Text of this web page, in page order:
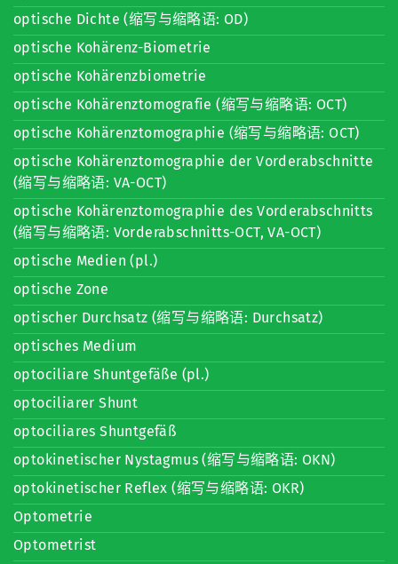
optische Dichte (缩写与缩略语: OD)
optische Kohärenz-Biometrie
optische Kohärenzbiometrie
optische Kohärenztomografie (缩写与缩略语: OCT)
optische Kohärenztomographie (缩写与缩略语: OCT)
optische Kohärenztomographie der Vorderabschnitte
(缩写与缩略语: VA-OCT)
optische Kohärenztomographie des Vorderabschnitts
(缩写与缩略语: Vorderabschnitts-OCT, VA-OCT)
optische Medien (pl.)
optische Zone
optischer Durchsatz (缩写与缩略语: Durchsatz)
optisches Medium
optociliare Shuntgefäße (pl.)
optociliarer Shunt
optociliares Shuntgefäß
optokinetischer Nystagmus (缩写与缩略语: OKN)
optokinetischer Reflex (缩写与缩略语: OKR)
Optometrie
Optometrist